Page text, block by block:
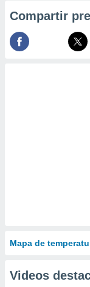
Compartir
Mapa de
Videos